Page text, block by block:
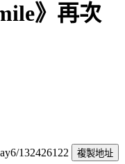
》再次
132426122
複製地址